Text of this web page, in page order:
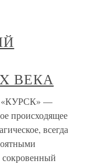
ВЕКА
—
всегда